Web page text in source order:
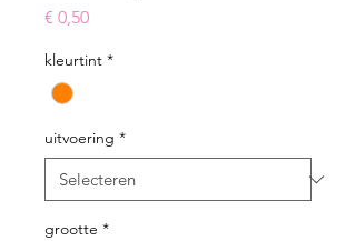
€ 0,50Prijs
kleurtint *
uitvoering *
grootte *